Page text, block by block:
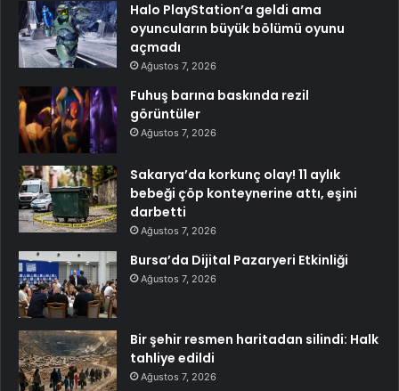
Halo PlayStation’a geldi ama
oyuncuların büyük bölümü oyunu
açmadı
Ağustos 7, 2026
Fuhuş barına baskında rezil
görüntüler
Ağustos 7, 2026
Sakarya’da korkunç olay! 11 aylık
bebeği çöp konteynerine attı, eşini
darbetti
Ağustos 7, 2026
Bursa’da Dijital Pazaryeri Etkinliği
Ağustos 7, 2026
Bir şehir resmen haritadan silindi: Halk
tahliye edildi
Ağustos 7, 2026